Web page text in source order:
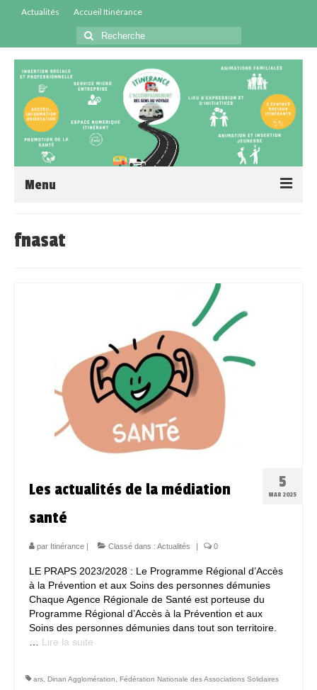
Actualités Accueil Itinérance
Menu
Scolarisation
LE SOUTIEN SCOLAIRE
Le CNED
Actualités
Jeunesse
Espace Numérique
Mieux connaitre les voyageurs
Espace ressources à ITINERANCE
ITINERANCE en vidéos !
fnasat
5
MAR 2025
Les actualités de la médiation
santé
par Itinérance | Classé dans : Actualités | 0
LE PRAPS 2023/2028 : Le Programme Régional d’Accès
à la Prévention et aux Soins des personnes démunies
Chaque Agence Régionale de Santé est porteuse du
Programme Régional d’Accès à la Prévention et aux
Soins des personnes démunies dans tout son territoire.
Lire la suite­­
ars Dinan Agglomération
Fédération Nationale des Associations Solidaires